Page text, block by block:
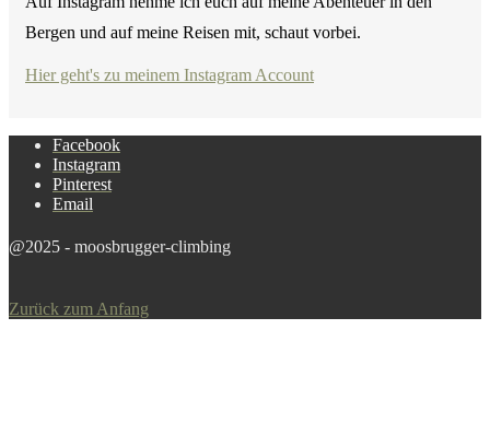
Bergen und auf meine Reisen mit, schaut vorbei.
Hier geht's zu meinem Instagram Account
Facebook
Instagram
Pinterest
Email
@2025 - moosbrugger-climbing
Zurück zum Anfang